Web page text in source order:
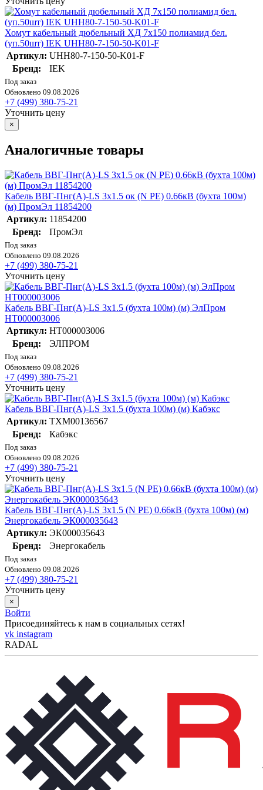
Хомут кабельный дюбельный ХД 7х150 полиамид бел.
(уп.50шт) IEK UHH80-7-150-50-K01-F
Артикул: UHH80-7-150-50-K01-F
Бренд:
IEK
Под заказ
Обновлено 09.08.2026
+7 (499) 380-75-21
Уточнить цену
×
Аналогичные товары
Кабель ВВГ-Пнг(А)-LS 3х1.5 ок (N PE) 0.66кВ (бухта 100м)
(м) ПромЭл 11854200
Артикул: 11854200
Бренд:
ПромЭл
Под заказ
Обновлено 09.08.2026
+7 (499) 380-75-21
Уточнить цену
Кабель ВВГ-Пнг(А)-LS 3х1.5 (бухта 100м) (м) ЭлПром
НТ000003006
Артикул: НТ000003006
Бренд:
ЭЛПРОМ
Под заказ
Обновлено 09.08.2026
+7 (499) 380-75-21
Уточнить цену
Кабель ВВГ-Пнг(А)-LS 3х1.5 (бухта 100м) (м) Кабэкс
Артикул: ТХМ00136567
Бренд:
Кабэкс
Под заказ
Обновлено 09.08.2026
+7 (499) 380-75-21
Уточнить цену
Кабель ВВГ-Пнг(А)-LS 3х1.5 (N PE) 0.66кВ (бухта 100м) (м)
Энергокабель ЭК000035643
Артикул: ЭК000035643
Бренд:
Энергокабель
Под заказ
Обновлено 09.08.2026
+7 (499) 380-75-21
Уточнить цену
×
Войти
Присоединяйтесь к нам в социальных сетях!
vk instagram
RADAL